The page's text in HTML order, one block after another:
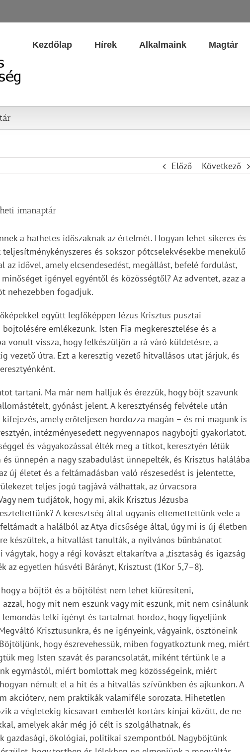
Kezdőlap Hírek Alkalmaink Magtár
Előző Következő
imanaptár
a hathetes időszaknak az értelmét. Hogyan lehet sikeres és
és sokszor pótcselekvésekbe menekülő
az idővel, amely elcsendesedést, megállást, befelé fordulást,
igényel egyéntől és közösségtől? Az adventet, azaz a
nehezebben fogadjuk.
együtt legfőképpen Jézus Krisztus pusztai
emlékezünk. Isten Fia megkeresztelése és a
vonult vissza, hogy felkészüljön a rá váró küldetésre, a
vezető útra. Ezt a keresztig vezető hitvallásos utat járjuk, és
tartani. Ma már nem halljuk és érezzük, hogy böjt szavunk
gyónást jelent. A keresztyénség felvétele után
amely erőteljesen hordozza magán – és mi magunk is
intézményesedett negyvennapos nagyböjti gyakorlatot.
és vágyakozással élték meg a titkot, keresztyén létük
ünnepén a nagy szabadulást ünnepelték, és Krisztus halálába
új életet és a feltámadásban való részesedést is jelentette,
teljes jogú tagjává válhattak, az úrvacsora
nem tudjátok, hogy mi, akik Krisztus Jézusba
A keresztség által ugyanis eltemettettünk vele a
a halálból az Atya dicsősége által, úgy mi is új életben
készültek, a hitvallást tanulták, a nyilvános bűnbánatot
hogy a régi kovászt eltakarítva a „tisztaság és igazság
az egyetlen húsvéti Bárányt, Krisztust (1Kor 5,7–8).
a böjtöt és a böjtölést nem lehet kiüresíteni,
hogy mit nem eszünk vagy mit eszünk, mit nem csinálunk
lemondás lelki igényt és tartalmat hordoz, hogy figyeljünk
Krisztusunkra, és ne igényeink, vágyaink, ösztöneink
hogy észrevehessük, miben fogyatkoztunk meg, miért
meg Isten szavát és parancsolatát, miként tértünk le a
egymástól, miért bomlottak meg közösségeink, miért
némult el a hit és a hitvallás szívünkben és ajkunkon. A
akcióterv, nem praktikák valamiféle sorozata. Hihetetlen
a végletekig kicsavart emberlét kortárs kínjai között, de ne
amelyek akár még jó célt is szolgálhatnak, és
gazdasági, ökológiai, politikai szempontból. Nagyböjtünk